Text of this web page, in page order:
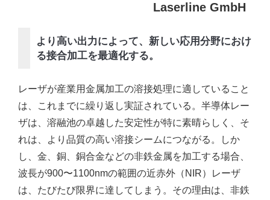
Laserline GmbH
より高い出力によって、新しい応用分野におけ
る接合加工を最適化する。
レーザが産業用金属加工の溶接処理に適していること
は、これまでに繰り返し実証されている。半導体レー
ザは、溶融池の卓越した安定性が特に素晴らしく、そ
れは、より品質の高い溶接シームにつながる。しか
し、金、銅、銅合金などの非鉄金属を加工する場合、
波長が900〜1100nmの範囲の近赤外（NIR）レーザ
は、たびたび限界に達してしまう。その理由は、非鉄